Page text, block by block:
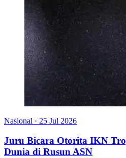
Nasional · 25 Jul 2026
Juru Bicara Otorita IKN
Dunia di Rusun ASN